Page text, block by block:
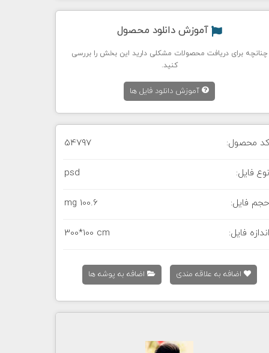
آموزش دانلود محصول
چنانچه برای دریافت محصولات مشکلی دارید این بخش را بررسی
کنید.
آموزش دانلود فایل ها
کد محصول: 54797
نوع فایل: psd
حجم فایل: 100.6 mg
اندازه فایل: 300*100 cm
اضافه به علاقه مندی اضافه به پوشه ها